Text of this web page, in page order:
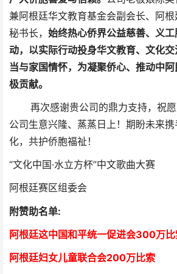
兼阿根廷华文教育基金会副会长、阿
秘书长， 始终热心侨界公益慈善、义
动，以实际行动投身华文教育、文化
当与家国情怀，为凝聚侨心、推动中
极贡献。
再次感谢贵公司的鼎力支持，祝愿
公司生意兴隆、蒸蒸日上！期盼未来
化，共护侨胞福祉！
“文化中国·水立方杯”中文歌曲大赛
阿根廷赛区组委会
附赞助名单:
阿根廷这中国和平统一促进会300万
阿根廷妇女儿童联合会200万比索